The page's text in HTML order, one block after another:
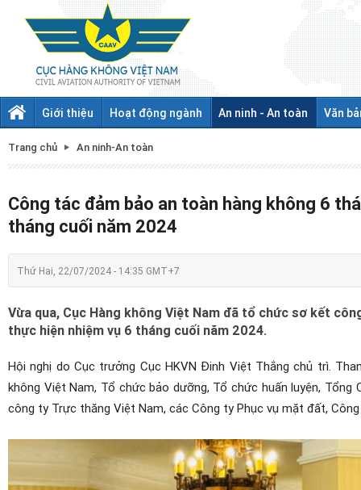
Giới thiệu Hoạt động ngành An ninh - An toàn Văn
Trang chủ An ninh-An toàn
Công tác đảm bảo an toàn hàng không 6
tháng cuối năm 2024
Thứ Hai, 22/07/2024 - 14:35 GMT+7
Vừa qua, Cục Hàng không Việt Nam đã tổ chức sơ kết
thực hiện nhiệm vụ 6 tháng cuối năm 2024.
Hội nghị do Cục trưởng Cục HKVN Đinh Việt Thắng chủ trì.
không Việt Nam, Tổ chức bảo dưỡng, Tổ chức huấn luyện,
công ty Trực thăng Việt Nam, các Công ty Phục vụ mặt đất,